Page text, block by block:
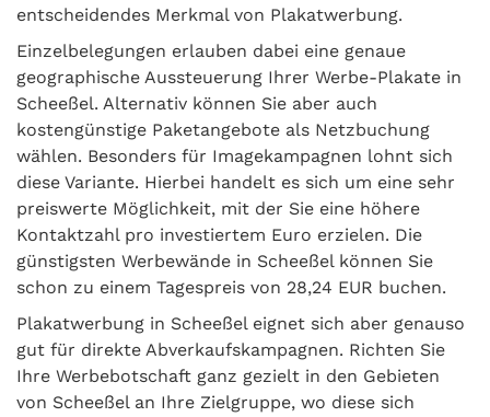
entscheidendes Merkmal von Plakatwerbung.
Einzelbelegungen erlauben dabei eine genaue
geographische Aussteuerung Ihrer Werbe-Plakate in
Scheeßel. Alternativ können Sie aber auch
kostengünstige Paketangebote als Netzbuchung
wählen. Besonders für Imagekampagnen lohnt sich
diese Variante. Hierbei handelt es sich um eine sehr
preiswerte Möglichkeit, mit der Sie eine höhere
Kontaktzahl pro investiertem Euro erzielen. Die
günstigsten Werbewände in Scheeßel können Sie
schon zu einem Tagespreis von 28,24 EUR buchen.
Plakatwerbung in Scheeßel eignet sich aber genauso
gut für direkte Abverkaufskampagnen. Richten Sie
Ihre Werbebotschaft ganz gezielt in den Gebieten
von Scheeßel an Ihre Zielgruppe, wo diese sich